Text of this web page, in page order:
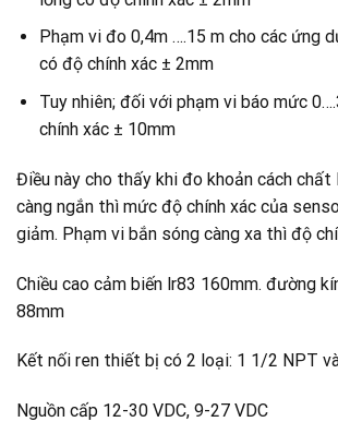
Phạm vi đo 0,4m ….15 m cho các ứng
có độ chính xác ± 2mm
Tuy nhiên; đối với phạm vi báo mức
chính xác ± 10mm
Điều này cho thấy khi đo khoản cách chất
càng ngắn thì mức độ chính xác của
giảm. Phạm vi bắn sóng càng xa thì độ
Chiều cao cảm biến lr83 160mm. đường
88mm
Kết nối ren thiết bị có 2 loại: 1 1/2 NPT
Nguồn cấp 12-30 VDC, 9-27 VDC